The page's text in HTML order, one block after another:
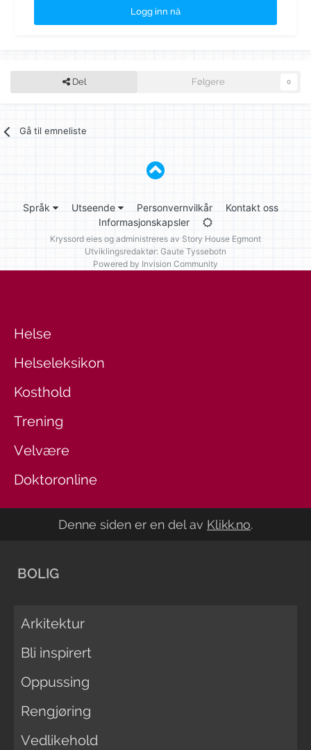
Logg inn nå
Del Følgere 0
Gå til emneliste
Språk Utseende Personvernvilkår
Kontakt oss
Informasjonskapsler
Kryssord eies og administreres av Story House Egmont
Utviklingsredaktør: Gaute Tyssebotn
Powered by Invision Community
Helse
Helseleksikon
Kosthold
Trening
Velvære
Doktoronline
Denne siden er en del av Klikk.no.
BOLIG
Arkitektur
Bli inspirert
Oppussing
Rengjøring
Vedlikehold